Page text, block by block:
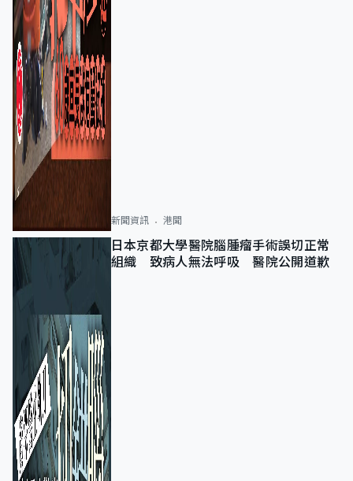
新聞資訊 港聞
日本京都大學醫院腦腫瘤手術誤切正常
組織 致病人無法呼吸 醫院公開道歉